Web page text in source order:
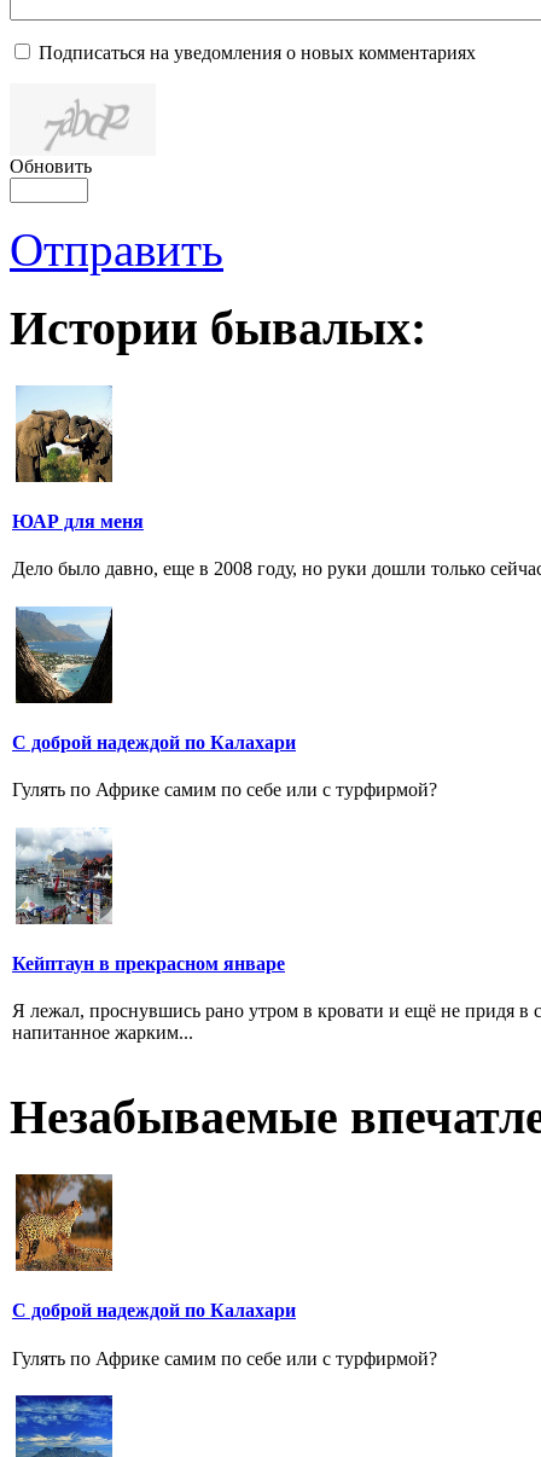
Подписаться на уведомления о новых комментариях
Обновить
Отправить
Истории бывалых:
ЮАР для меня
Дело было давно, еще в 2008 году, но руки дошли только
С доброй надеждой по Калахари
Гулять по Африке самим по себе или с турфирмой?
Кейптаун в прекрасном январе
Я лежал, проснувшись рано утром в кровати и ещё не придя в
напитанное жарким...
Незабываемые
С доброй надеждой по Калахари
Гулять по Африке самим по себе или с турфирмой?